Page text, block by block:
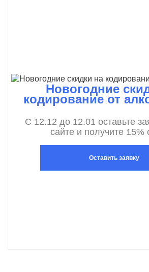
Новогодние
кодирование от
С 12.12 до 12.01 оставьте
сайте и получите 15%
Оставить заявку